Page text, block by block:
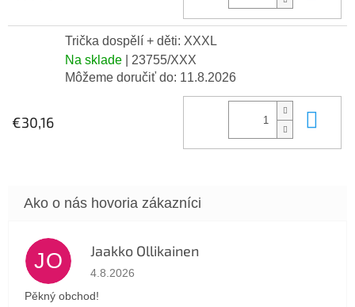
Trička dospělí + děti: XXXL
Na sklade
| 23755/XXX
Môžeme doručiť do: 11.8.2026
€30,16
JO Jaakko Ollikainen
Hodnotenie obchodu je 5 z 5 hviezdičiek.
4.8.2026
Pěkný obchod!